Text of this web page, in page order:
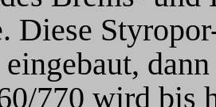
Diese
770 wird bis